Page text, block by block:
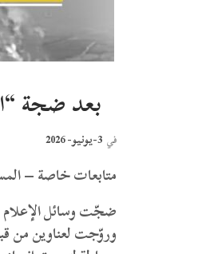
بعد ضجة
في 3-يونيو- 2026
متابعات خاصة –
ضجّت وسائل الإعلام
وروّجت لعناوين من